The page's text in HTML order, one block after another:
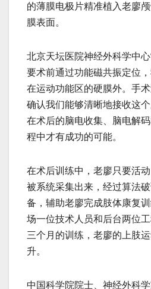
的薄膜电极片精准植入老廖
膜表面。
北京天坛医院神经外科学中
要术前通过功能磁共振定位
在运动功能区的硬膜外。手
确认我们能够清晰地接收这
在术后的脑电收集、脑电解
程中才有成功的可能。
在术后训练中，老廖只要活
被系统采集出来，经过算法
备，辅助老廖完成肢体康复
场一位技术人员和后台两位
三个月的训练，老廖的上肢
升。
中国科学院院士、神经外科